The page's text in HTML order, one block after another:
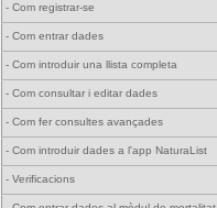
- Com registrar-se
- Com entrar dades
- Com introduir una llista completa
- Com consultar i editar dades
- Com fer consultes avançades
- Com introduir dades a l'app NaturaList
- Verificacions